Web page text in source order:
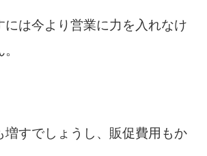
には今より営業に力を入れなけ
増すでしょうし、販促費用もか